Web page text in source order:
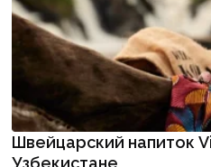
Швейцарский напиток